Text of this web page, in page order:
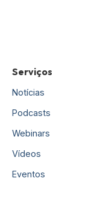
Serviços
Notícias
Podcasts
Webinars
Vídeos
Eventos